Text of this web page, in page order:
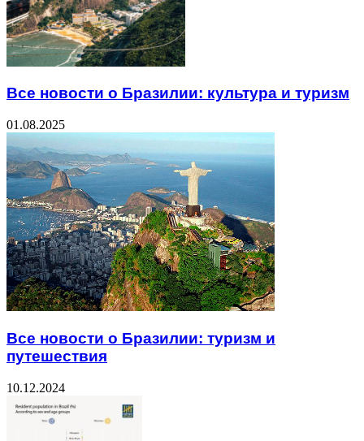
Все новости о Бразилии: культура и туризм
01.08.2025
Все новости о Бразилии: туризм и
путешествия
10.12.2024